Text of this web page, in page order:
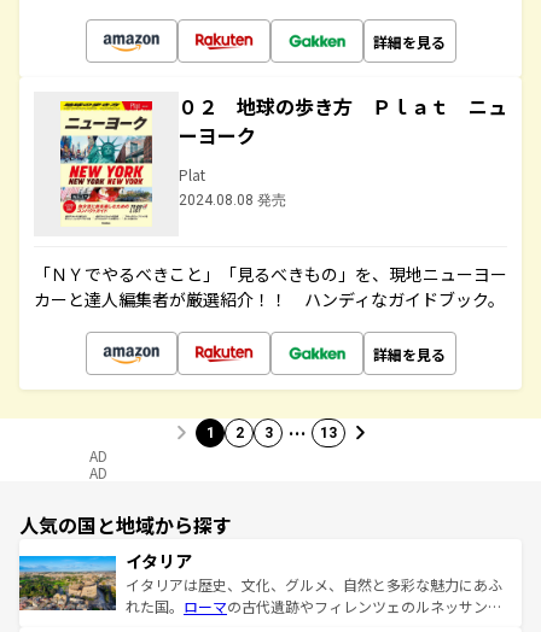
詳細を見る
０２ 地球の歩き方 Ｐｌａｔ ニュ
ーヨーク
Plat
2024.08.08 発売
「ＮＹでやるべきこと」「見るべきもの」を、現地ニューヨー
カーと達人編集者が厳選紹介！！ ハンディなガイドブック。
詳細を見る
1 2 3 … 13
AD
AD
人気の国と地域から探す
イタリア
イタリアは歴史、文化、グルメ、自然と多彩な魅力にあふ
れた国。 ローマの古代遺跡やフィレンツェのルネッサンス